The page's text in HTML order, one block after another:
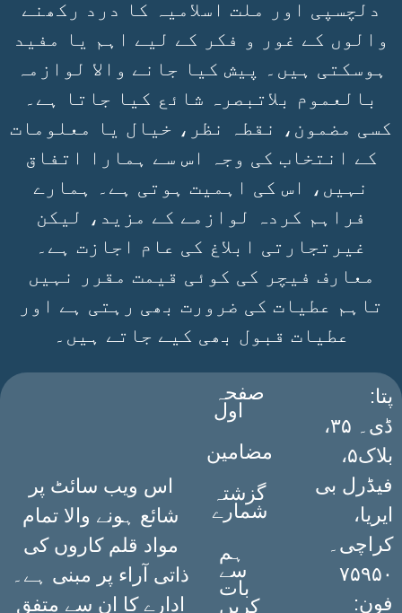
دلچسپی اور ملت اسلامیہ کا درد رکھنے
والوں کے غور و فکر کے لیے اہم یا مفید
ہوسکتی ہیں۔ پیش کیا جانے والا لوازمہ
بالعموم بلاتبصرہ شائع کیا جاتا ہے۔
کسی مضمون، نقطہ نظر، خیال یا معلومات
کے انتخاب کی وجہ اس سے ہمارا اتفاق
نہیں، اس کی اہمیت ہوتی ہے۔ ہمارے
فراہم کردہ لوازمے کے مزید، لیکن
غیرتجارتی ابلاغ کی عام اجازت ہے۔
معارف فیچر کی کوئی قیمت مقرر نہیں
تاہم عطیات کی ضرورت بھی رہتی ہے اور
عطیات قبول بھی کیے جاتے ہیں۔
:پتا
ڈی۔ ۳۵،
بلاک۵،
فیڈرل بی
ایریا،
کراچی۔
۷۵۹۵۰
فون:
صفحہ
اول
مضامین
گزشتہ
شمارے
ہم
سے
بات
کریں
اس ویب سائٹ پر
شائع ہونے والا تمام
مواد قلم کاروں کی
ذاتی آراء پر مبنی ہے۔
ادارے کا ان سے متفق